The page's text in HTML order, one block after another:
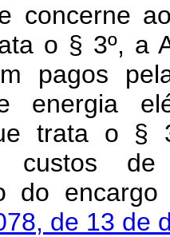
concerne
o § 3º, a
pagos
energia
trata o §
custos
do
de 13 de